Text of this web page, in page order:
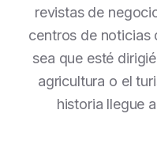
revistas de
centros de noticias
sea que esté
agricultura o el
historia llegue